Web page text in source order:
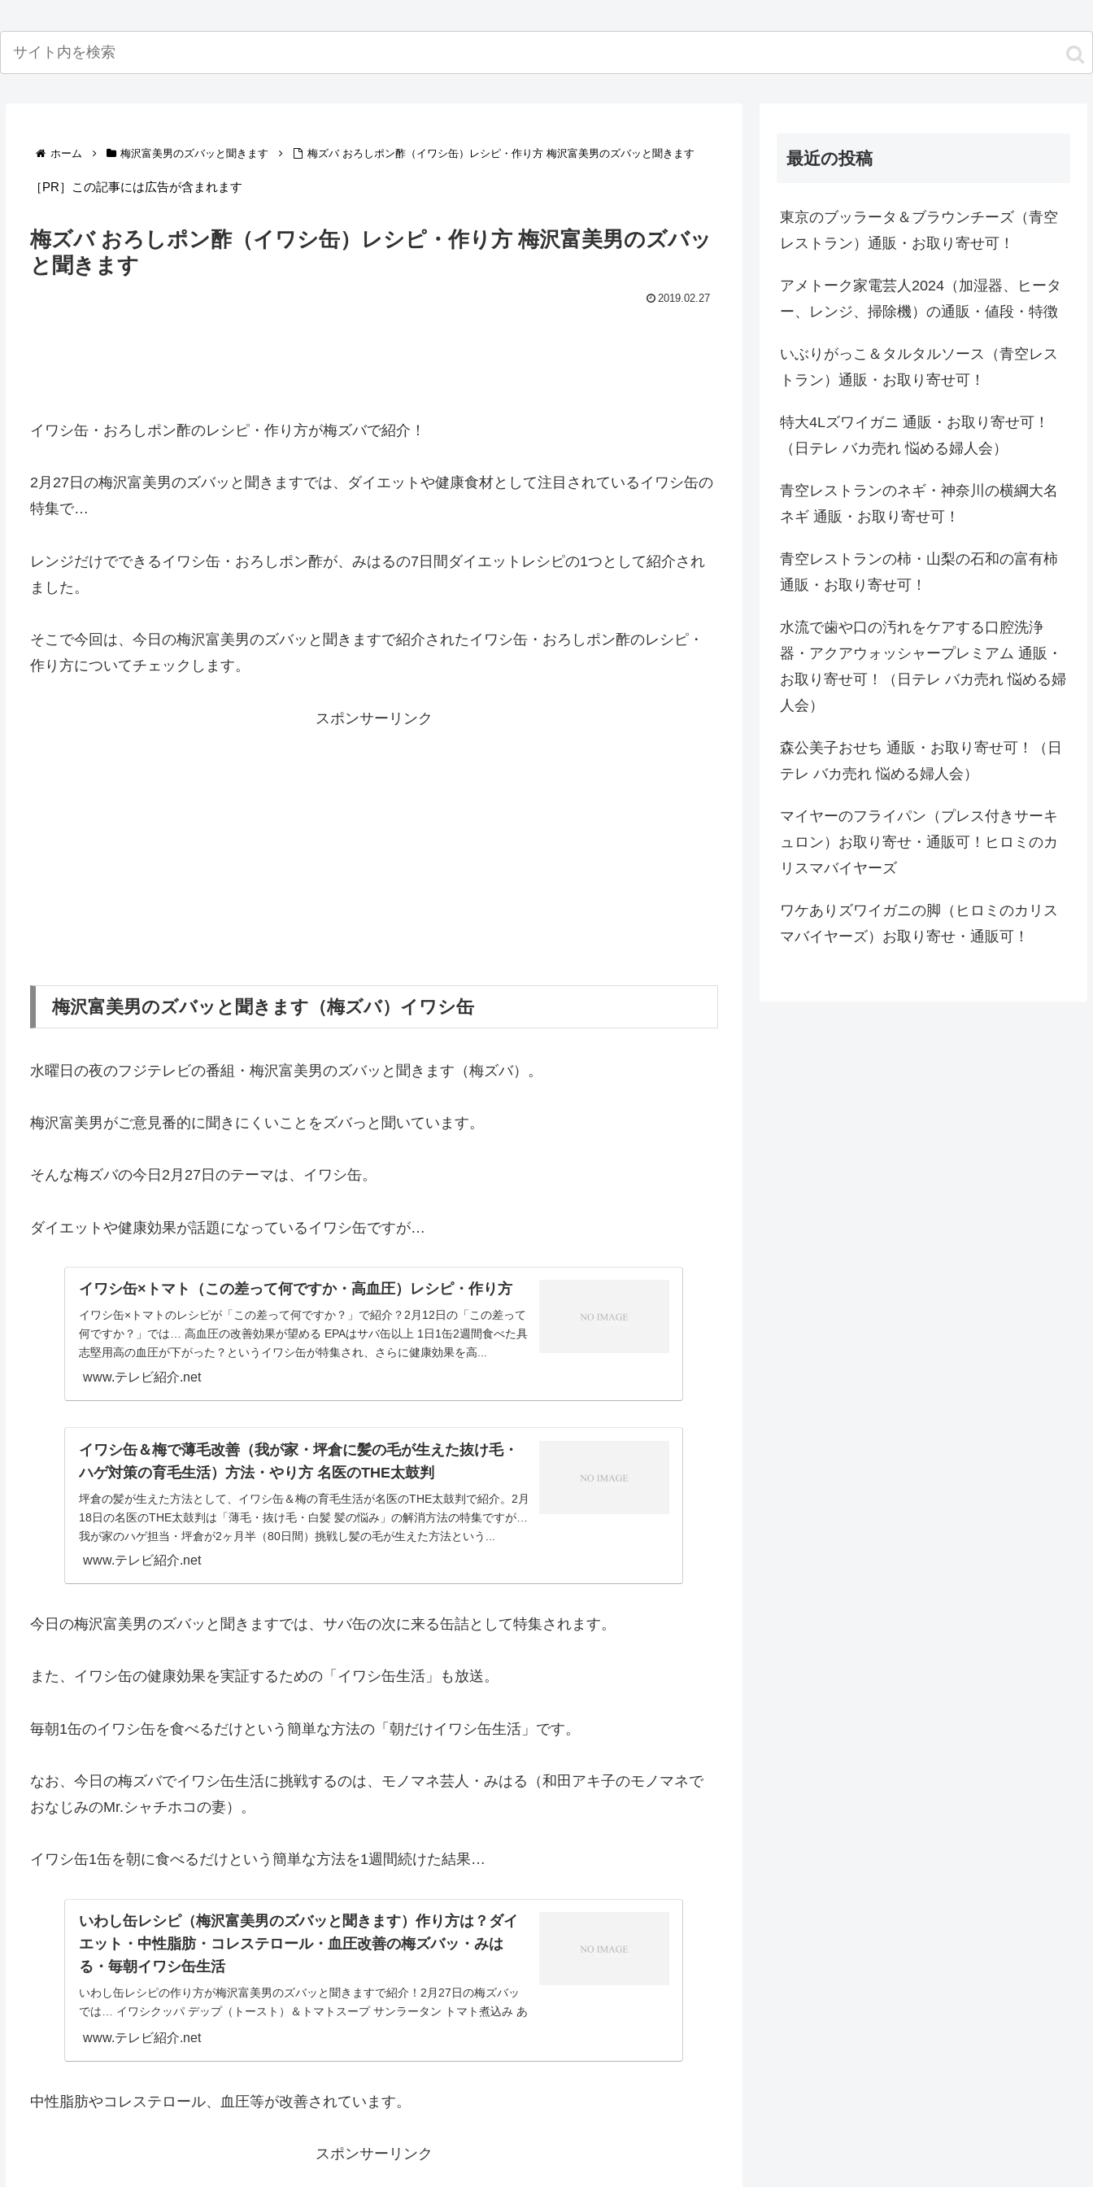
ホーム 梅沢富美男のズバッと聞きます 梅ズバ おろしポン酢（イワシ缶）レシピ・作り方 梅沢富美男のズバッと聞きます
［PR］この記事には広告が含まれます
梅ズバ おろしポン酢（イワシ缶）レシピ・作り方 梅沢富美男のズバッ
と聞きます
2019.02.27
イワシ缶・おろしポン酢のレシピ・作り方が梅ズバで紹介！
2月27日の梅沢富美男のズバッと聞きますでは、ダイエットや健康食材として注目されているイワシ缶の
特集で…
レンジだけでできるイワシ缶・おろしポン酢が、みはるの7日間ダイエットレシピの1つとして紹介され
ました。
そこで今回は、今日の梅沢富美男のズバッと聞きますで紹介されたイワシ缶・おろしポン酢のレシピ・
作り方についてチェックします。
スポンサーリンク
梅沢富美男のズバッと聞きます（梅ズバ）イワシ缶
水曜日の夜のフジテレビの番組・梅沢富美男のズバッと聞きます（梅ズバ）。
梅沢富美男がご意見番的に聞きにくいことをズバっと聞いています。
そんな梅ズバの今日2月27日のテーマは、イワシ缶。
ダイエットや健康効果が話題になっているイワシ缶ですが…
イワシ缶×トマト（この差って何ですか・高血圧）レシピ・作り方
イワシ缶×トマトのレシピが「この差って何ですか？」で紹介？2月12日の「この差って
何ですか？」では… 高血圧の改善効果が望める EPAはサバ缶以上 1日1缶2週間食べた具
志堅用高の血圧が下がった？というイワシ缶が特集され、さらに健康効果を高...
www.テレビ紹介.net
イワシ缶＆梅で薄毛改善（我が家・坪倉に髪の毛が生えた抜け毛・
ハゲ対策の育毛生活）方法・やり方 名医のTHE太鼓判
坪倉の髪が生えた方法として、イワシ缶＆梅の育毛生活が名医のTHE太鼓判で紹介。2月
18日の名医のTHE太鼓判は「薄毛・抜け毛・白髪 髪の悩み」の解消方法の特集ですが…
我が家のハゲ担当・坪倉が2ヶ月半（80日間）挑戦し髪の毛が生えた方法という...
www.テレビ紹介.net
今日の梅沢富美男のズバッと聞きますでは、サバ缶の次に来る缶詰として特集されます。
また、イワシ缶の健康効果を実証するための「イワシ缶生活」も放送。
毎朝1缶のイワシ缶を食べるだけという簡単な方法の「朝だけイワシ缶生活」です。
なお、今日の梅ズバでイワシ缶生活に挑戦するのは、モノマネ芸人・みはる（和田アキ子のモノマネで
おなじみのMr.シャチホコの妻）。
イワシ缶1缶を朝に食べるだけという簡単な方法を1週間続けた結果…
いわし缶レシピ（梅沢富美男のズバッと聞きます）作り方は？ダイ
エット・中性脂肪・コレステロール・血圧改善の梅ズバッ・みは
る・毎朝イワシ缶生活
いわし缶レシピの作り方が梅沢富美男のズバッと聞きますで紹介！2月27日の梅ズバッ
では… イワシクッパ デップ（トースト）＆トマトスープ サンラータン トマト煮込み あ
んかけ豆腐 おろしポン酢 パスタサラダ等、電子レンジ等で作るイワシ缶の簡単...
www.テレビ紹介.net
中性脂肪やコレステロール、血圧等が改善されています。
スポンサーリンク
最近の投稿
東京のブッラータ＆ブラウンチーズ（青空
レストラン）通販・お取り寄せ可！
アメトーク家電芸人2024（加湿器、ヒータ
ー、レンジ、掃除機）の通販・値段・特徴
いぶりがっこ＆タルタルソース（青空レス
トラン）通販・お取り寄せ可！
特大4Lズワイガニ 通販・お取り寄せ可！
（日テレ バカ売れ 悩める婦人会）
青空レストランのネギ・神奈川の横綱大名
ネギ 通販・お取り寄せ可！
青空レストランの柿・山梨の石和の富有柿
通販・お取り寄せ可！
水流で歯や口の汚れをケアする口腔洗浄
器・アクアウォッシャープレミアム 通販・
お取り寄せ可！（日テレ バカ売れ 悩める婦
人会）
森公美子おせち 通販・お取り寄せ可！（日
テレ バカ売れ 悩める婦人会）
マイヤーのフライパン（プレス付きサーキ
ュロン）お取り寄せ・通販可！ヒロミのカ
リスマバイヤーズ
ワケありズワイガニの脚（ヒロミのカリス
マバイヤーズ）お取り寄せ・通販可！